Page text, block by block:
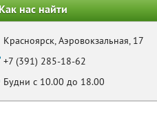
нас найти
Красноярск, Аэровокзальная, 17
+7 (391) 285-18-62
Будни с 10.00 до 18.00